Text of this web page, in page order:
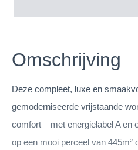
Omschrijving
Deze compleet, luxe en
gemoderniseerde vrijstaande
comfort – met energielabel A en
op een mooi perceel van 445m²